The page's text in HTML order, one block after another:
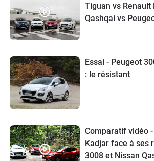
Tiguan vs Renault
Qashqai vs
Essai - Peugeot
: le résistant
Comparatif vidéo
Kadjar face à ses
3008 et Nissan